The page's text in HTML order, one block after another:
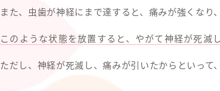
また、虫歯が神経にまで達すると、痛みが強くなり
このような状態を放置すると、やがて神経が死滅
ただし、神経が死滅し、痛みが引いたからといって